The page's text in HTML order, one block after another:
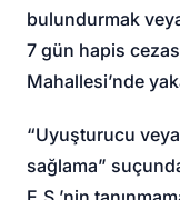
bulundurmak
7 gün hapis
Mahallesi’nde
“Uyuşturucu
sağlama”